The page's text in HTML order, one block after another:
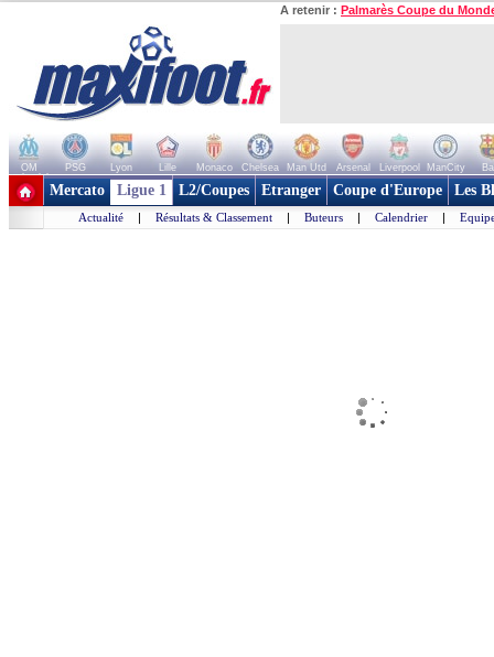
A retenir : Palmarès Coupe du
OM PSG Lyon Lille Monaco Chelsea Man Utd Arsenal Liverpool ManCity
+ de clubs
Mercato Ligue 1 L2/Coupes Etranger Coupe d'Europe Les
Actualité | Résultats & Classement | Buteurs | Calendrier |